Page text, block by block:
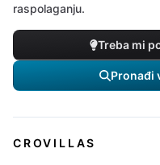
raspolaganju.
Treba mi
Pronađi
CROVILLAS